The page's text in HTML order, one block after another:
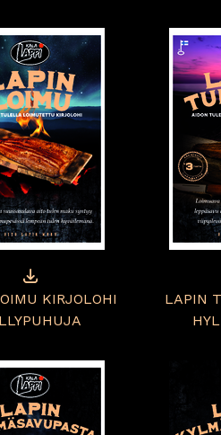
KIRJOLOHI
LAPIN